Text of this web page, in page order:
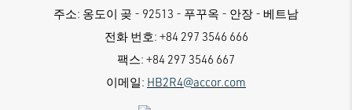
주소: 옹도이 곶 - 92513 - 푸꾸옥 - 안장 - 베트남
전화 번호: +84 297 3546 666
팩스: +84 297 3546 667
이메일: HB2R4@accor.com